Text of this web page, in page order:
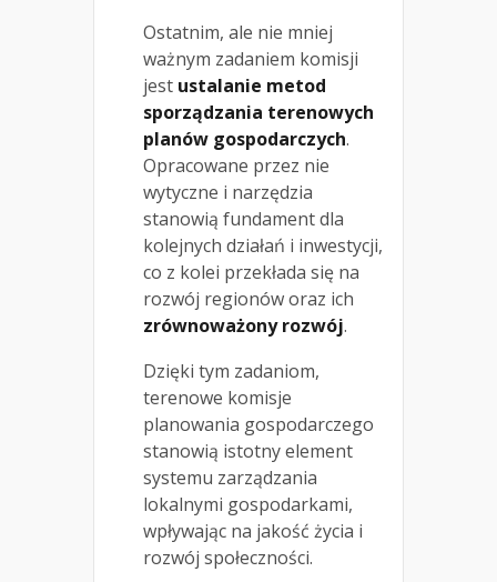
Ostatnim, ale nie mniej
ważnym zadaniem komisji
jest ustalanie metod
sporządzania terenowych
planów gospodarczych.
Opracowane przez nie
wytyczne i narzędzia
stanowią fundament dla
kolejnych działań i inwestycji,
co z kolei przekłada się na
rozwój regionów oraz ich
zrównoważony rozwój.
Dzięki tym zadaniom,
terenowe komisje
planowania gospodarczego
stanowią istotny element
systemu zarządzania
lokalnymi gospodarkami,
wpływając na jakość życia i
rozwój społeczności.